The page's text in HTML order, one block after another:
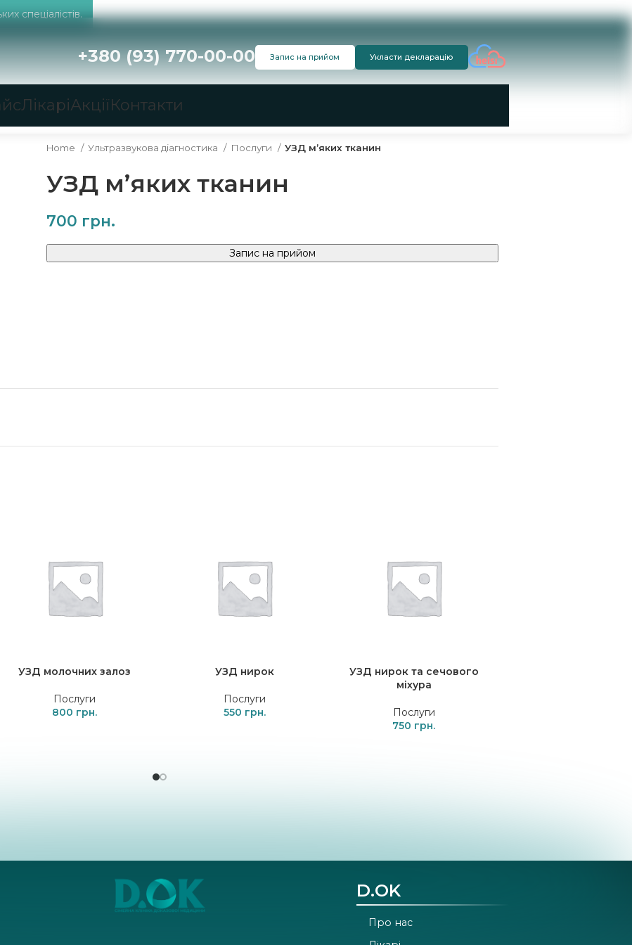
+380 (93) 770-00-00 Запис на прийом Укласти декларацію
ЛікаріАкціїКонтакти
Home Ультразвукова діагностика Послуги УЗД м’яких тканин
УЗД м’яких тканин
700
Запис на прийом
УЗД молочних залоз
Послуги
800
УЗД нирок
Послуги
550
УЗД нирок та сечового
міхура
Послуги
750
D.OK
Про нас
спеціалістів.